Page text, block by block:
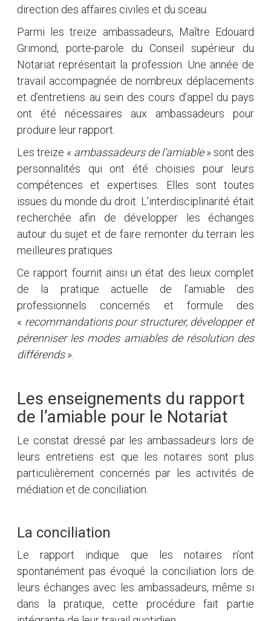
direction des affaires civiles et du sceau.
Parmi les treize ambassadeurs, Maître Edouard
Grimond, porte-parole du Conseil supérieur du
Notariat représentait la profession. Une année de
travail accompagnée de nombreux déplacements
et d’entretiens au sein des cours d’appel du pays
ont été nécessaires aux ambassadeurs pour
produire leur rapport.
Les treize « ambassadeurs de l’amiable» sont des
personnalités qui ont été choisies pour leurs
compétences et expertises. Elles sont toutes
issues du monde du droit. L’interdisciplinarité était
recherchée afin de développer les échanges
autour du sujet et de faire remonter du terrain les
meilleures pratiques.
Ce rapport fournit ainsi un état des lieux complet
de la pratique actuelle de l’amiable des
professionnels concernés et formule des
« recommandations pour structurer, développer et
pérenniser les modes amiables de résolution des
différends».
Les enseignements du rapport
de l’amiable pour le Notariat
Le constat dressé par les ambassadeurs lors de
leurs entretiens est que les notaires sont plus
particulièrement concernés par les activités de
médiation et de conciliation.
La conciliation
Le rapport indique que les notaires n’ont
spontanément pas évoqué la conciliation lors de
leurs échanges avec les ambassadeurs, même si
dans la pratique, cette procédure fait partie